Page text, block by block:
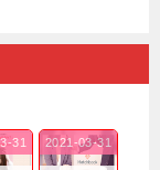
31 2021-03-31